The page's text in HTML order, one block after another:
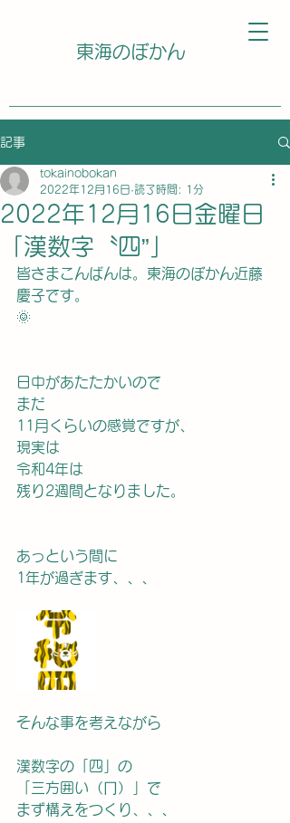
東海のぼかん
記事
2022年12月16日金曜日
「漢数字〝四”」
tokainobokan
2022年12月16日 読了時間: 1分
皆さまこんばんは。東海のぼかん近藤
慶子です。
🌞
日中があたたかいので
まだ
11月くらいの感覚ですが、
現実は
令和4年は
残り2週間となりました。
あっという間に
1年が過ぎます、、、
そんな事を考えながら
漢数字の「四」の
「三方囲い（冂）」で
まず構えをつくり、、、